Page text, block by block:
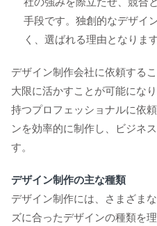
社の強みを際立たせ、競合
手段です。独創的なデザイ
く、選ばれる理由となります
デザイン制作会社に依頼する
大限に活かすことが可能にな
持つプロフェッショナルに依
ンを効率的に制作し、ビジネ
す。
デザイン制作の主な種類
デザイン制作には、さまざま
ズに合ったデザインの種類を